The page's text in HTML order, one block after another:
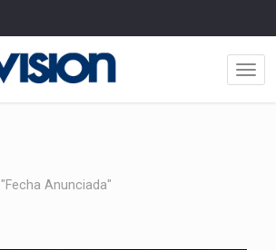
"Fecha Anunciada"